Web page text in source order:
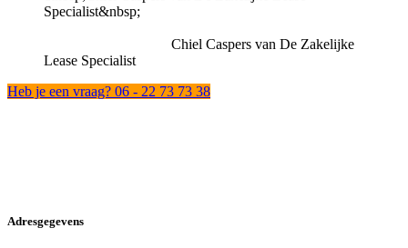
Chiel Caspers van De Zakelijke
Lease Specialist
Heb je een vraag? 06 - 22 73 73 38
Adresgegevens